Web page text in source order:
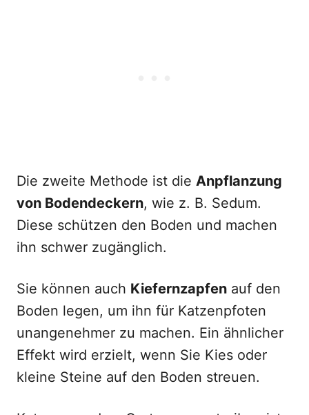
Die zweite Methode ist die Anpflanzung
von Bodendeckern, wie z. B. Sedum.
Diese schützen den Boden und machen
ihn schwer zugänglich.
Sie können auch Kiefernzapfen auf den
Boden legen, um ihn für Katzenpfoten
unangenehmer zu machen. Ein ähnlicher
Effekt wird erzielt, wenn Sie Kies oder
kleine Steine auf den Boden streuen.